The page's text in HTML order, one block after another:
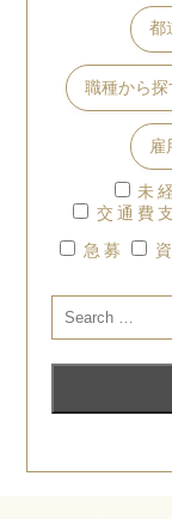
未
交通費
急募